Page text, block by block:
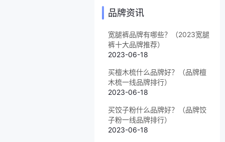
品牌资讯
宽腿裤品牌有哪些？（2023宽腿
裤十大品牌推荐）
2023-06-18
买檀木梳什么品牌好？（品牌檀
木梳一线品牌排行）
2023-06-18
买饺子粉什么品牌好？（品牌饺
子粉一线品牌排行）
2023-06-18